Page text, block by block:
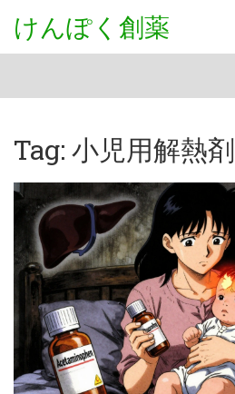
けんぽく創薬
Tag: 小児用解熱剤